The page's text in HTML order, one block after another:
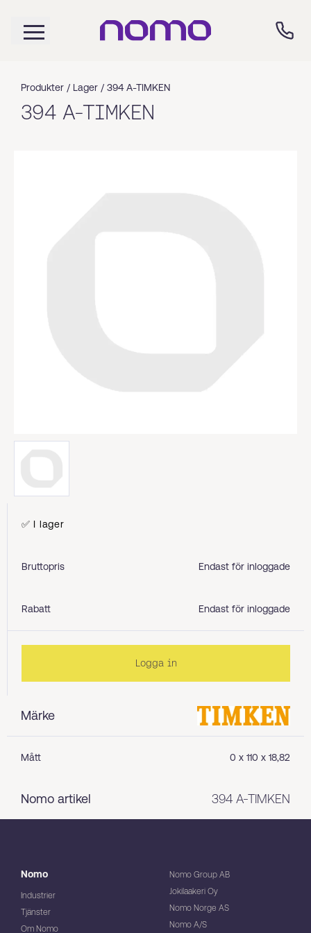
Produkter / Lager / 394 A-TIMKEN
394 A-TIMKEN
Märke
Mått 0 x 110 x 18,82
Nomo artikel 394 A-TIMKEN
✅ I lager
Bruttopris Endast för inloggade
Rabatt Endast för inloggade
Logga in
Nomo
Industrier
Tjänster
Om Nomo
Nomo Group AB
Jokilaakeri Oy
Nomo Norge AS
Nomo A/S